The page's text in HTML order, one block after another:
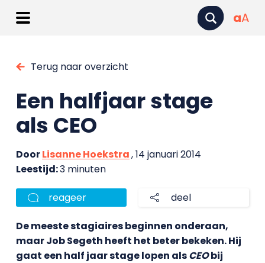
aA
Terug naar overzicht
Een halfjaar stage
als CEO
DoorLisanne Hoekstra, 14 januari 2014
Leestijd:3 minuten
reageer deel
De meeste stagiaires beginnen onderaan,
maar Job Segeth heeft het beter bekeken. Hij
gaat een half jaar stage lopen alsCEObij